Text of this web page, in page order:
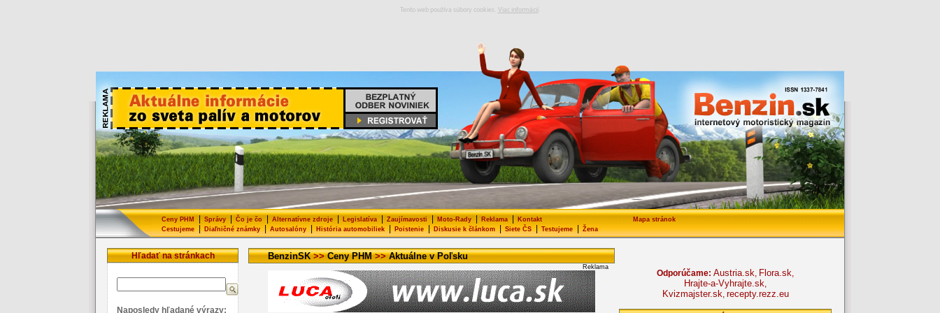
Tento web používa súbory cookies. Viac informácií
Ceny PHM Správy Čo je čo Alternatívne zdroje Legislatíva Zaujímavosti Moto-Rady Reklama Kontakt
Mapa stránok
Cestujeme| Diaľničné známky| Autosalóny| História automobiliek| Poistenie| Diskusie k článkom| Siete ČS| Testujeme| Žena
Hľadať na stránkach
Naposledy hľadané výrazy:
BenzinSK>>Ceny PHM>>Aktuálne v Poľsku
Reklama
Odporúčame: Austria.sk, Flora.sk,
Hrajte-a-Vyhrajte.sk,
Kvizmajster.sk, recepty.rezz.eu